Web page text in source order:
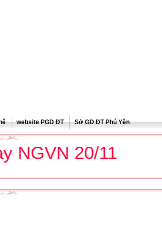
website PGD ĐT Sở GD ĐT Phú Yên
20/11